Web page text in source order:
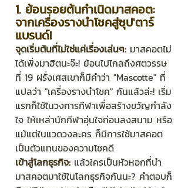
1. ย้อนรอยต้นกำเนิดมาสคอต:
จากเครื่องรางนำโชคสู่ซุป'ตาร์
แบรนด์!
จุดเริ่มต้นที่ไม่ใช่แค่เรื่องเล่นๆ: มาสคอตไม่
ได้เพิ่งมาฮิตนะจ๊ะ! ย้อนไปไกลถึงศตวรรษ
ที่ 19 ฝรั่งเศสเขาก็มีคำว่า "Mascotte" ที่
แปลว่า "เครื่องรางนำโชค" กันแล้วล่ะ! เริ่ม
แรกก็ใช้ในวงการกีฬาเพื่อสร้างขวัญกำลัง
ใจ ให้เหล่านักกีฬาอุ่นใจก่อนลงสนาม หรือ
แม้แต่ในแวดวงละคร ก็มีการใช้มาสคอต
เป็นตัวแทนของความโชคดี
เข้าสู่โลกธุรกิจ: แล้วใครเป็นหัวหอกที่นำ
มาสคอตมาใช้ในโลกธุรกิจกันนะ? คำตอบก็